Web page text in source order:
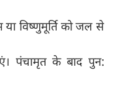
विष्णुमूर्ति को जल से
पंचामृत के बाद पुन: